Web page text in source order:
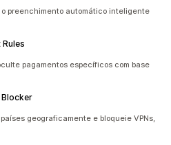
preenchimento automático inteligente
pagamentos específicos com base
Blocker
geograficamente e bloqueie VPNs,